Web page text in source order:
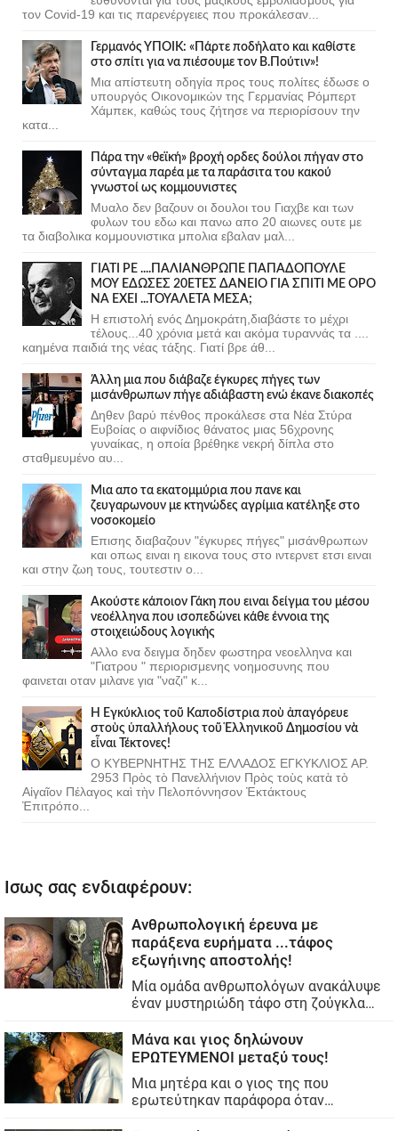
τον Covid-19 και τις παρενέργειες που προκάλεσαν...
Γερμανός ΥΠΟΙΚ: «Πάρτε ποδήλατο και καθίστε
στο σπίτι για να πιέσουμε τον Β.Πούτιν»!
Μια απίστευτη οδηγία προς τους πολίτες έδωσε ο
υπουργός Οικονομικών της Γερμανίας Ρόμπερτ
Χάμπεκ, καθώς τους ζήτησε να περιορίσουν την
κατα...
Πάρα την «θεϊκή» βροχή ορδες δούλοι πήγαν στο
σύνταγμα παρέα με τα παράσιτα του κακού
γνωστοί ως κομμουνιστες
Μυαλο δεν βαζουν οι δουλοι του Γιαχβε και των
φυλων του εδω και πανω απο 20 αιωνες ουτε με
τα διαβολικα κομμουνιστικα μπολια εβαλαν μαλ...
ΓΙΑΤΙ ΡΕ ....ΠΑΛΙΑΝΘΡΩΠΕ ΠΑΠΑΔΟΠΟΥΛΕ
ΜΟΥ ΕΔΩΣΕΣ 20ΕΤΕΣ ΔΑΝΕΙΟ ΓΙΑ ΣΠΙΤΙ ΜΕ ΟΡΟ
ΝΑ ΕΧΕΙ ...ΤΟΥΑΛΕΤΑ ΜΕΣΑ;
Η επιστολή ενός Δημοκράτη,διαβάστε το μέχρι
τέλους...40 χρόνια μετά και ακόμα τυραννάς τα ....
καημένα παιδιά της νέας τάξης. Γιατί βρε άθ...
Άλλη μια που διάβαζε έγκυρες πήγες των
μισάνθρωπων πήγε αδιάβαστη ενώ έκανε διακοπές
Δηθεν βαρύ πένθος προκάλεσε στα Νέα Στύρα
Ευβοίας ο αιφνίδιος θάνατος μιας 56χρονης
γυναίκας, η οποία βρέθηκε νεκρή δίπλα στο
σταθμευμένο αυ...
Μια απο τα εκατομμύρια που πανε και
ζευγαρωνουν με κτηνώδες αγρίμια κατέληξε στο
νοσοκομείο
Επισης διαβαζουν "έγκυρες πήγες" μισάνθρωπων
και οπως ειναι η εικονα τους στο ιντερνετ ετσι ειναι
και στην ζωη τους, τουτεστιν ο...
Ακούστε κάποιον Γάκη που ειναι δείγμα του μέσου
νεοέλληνα που ισοπεδώνει κάθε έννοια της
στοιχειώδους λογικής
Αλλο ενα δειγμα δηδεν φωστηρα νεοελληνα και
"Γιατρου " περιορισμενης νοημοσυνης που
φαινεται οταν μιλανε για "ναζι" κ...
Ἡ Ἐγκύκλιος τοῦ Καποδίστρια ποὺ ἀπαγόρευε
στοὺς ὑπαλλήλους τοῦ Ἑλληνικοῦ Δημοσίου νὰ
εἶναι Τέκτονες!
Ο ΚΥΒΕΡΝΗΤΗΣ ΤΗΣ ΕΛΛΑΔΟΣ ΕΓΚΥΚΛΙΟΣ ΑΡ.
2953 Πρὸς τὸ Πανελλήνιον Πρὸς τοὺς κατὰ τὸ
Αἰγαῖον Πέλαγος καὶ τὴν Πελοπόννησον Ἐκτάκτους
Ἐπιτρόπο...